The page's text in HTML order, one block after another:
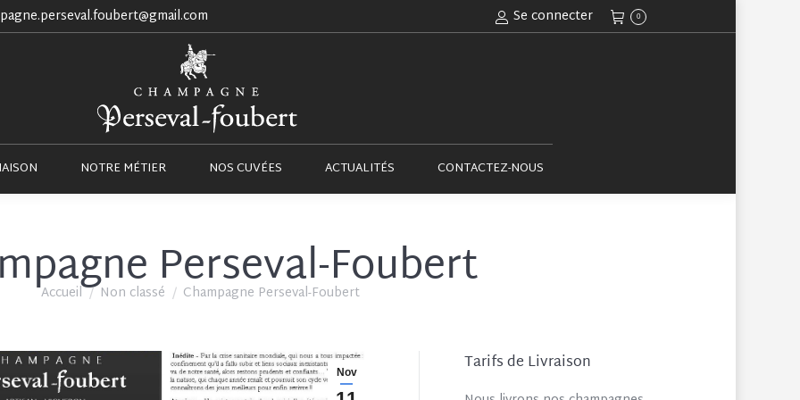
Se connecter 0
NOTRE MÉTIER NOS CUVÉES ACTUALITÉS CONTACTEZ-NOUS
Perseval-Foubert
Vous êtes ici :
Accueil Non classé Champagne Perseval-Foubert
Nov Tarifs de Livraison
NOTRE MAISON NOTRE MÉTIER NOS CUVÉES ACTUALITÉS CONTACTEZ-NOUS